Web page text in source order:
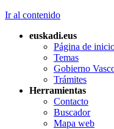
Ir al contenido
euskadi.eus
Página de
Temas
Gobierno
Trámites
Herramientas
Contacto
Buscador
Mapa web